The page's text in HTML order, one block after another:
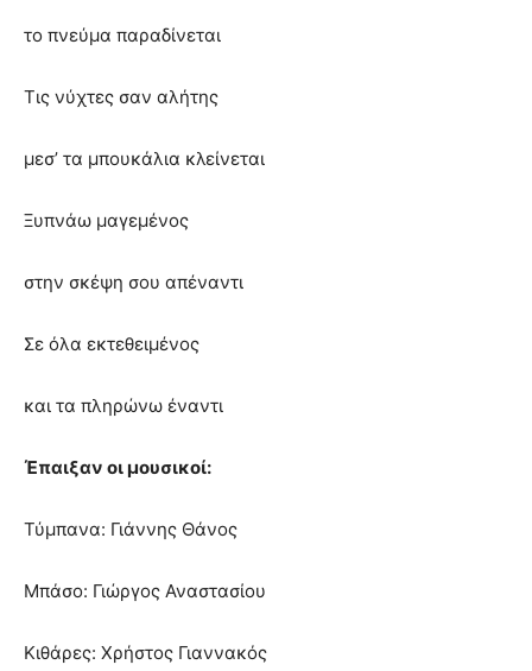
το πνεύμα παραδίνεται
Τις νύχτες σαν αλήτης
μεσ’ τα μπουκάλια κλείνεται
Ξυπνάω μαγεμένος
στην σκέψη σου απέναντι
Σε όλα εκτεθειμένος
και τα πληρώνω έναντι
Έπαιξαν οι μουσικοί:
Τύμπανα: Γιάννης Θάνος
Μπάσο: Γιώργος Αναστασίου
Κιθάρες: Χρήστος Γιαννακός